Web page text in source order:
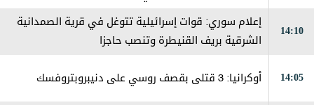
14:10
إعلام سوري: قوات إسرائيلية تتوغل في قرية الصمدانية
الشرقية بريف القنيطرة وتنصب حاجزا
14:05 أوكرانيا: 3 قتلى بقصف روسي على دنيبروبتروفسك